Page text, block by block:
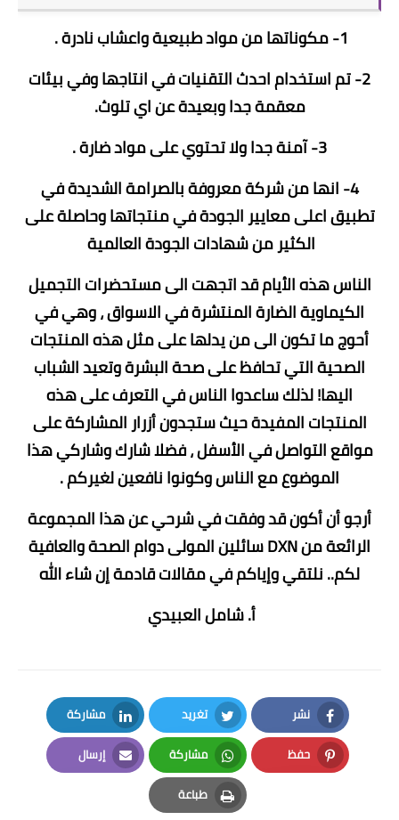
1- مكوناتها من مواد طبيعية واعشاب نادرة .
2- تم استخدام احدث التقنيات في انتاجها وفي بيئات
معقمة جدا وبعيدة عن اي تلوث.
3- آمنة جدا ولا تحتوي على مواد ضارة .
4- انها من شركة معروفة بالصرامة الشديدة في
تطبيق اعلى معايير الجودة في منتجاتها وحاصلة على
الكثير من شهادات الجودة العالمية
الناس هذه الأيام قد اتجهت الى مستحضرات التجميل
الكيماوية الضارة المنتشرة في الاسواق ، وهي في
أحوج ما تكون الى من يدلها على مثل هذه المنتجات
الصحية التي تحافظ على صحة البشرة وتعيد الشباب
اليها! لذلك ساعدوا الناس في التعرف على هذه
المنتجات المفيدة حيث ستجدون أزرار المشاركة على
مواقع التواصل في الأسفل ، فضلا شارك وشاركي هذا
الموضوع مع الناس وكونوا نافعين لغيركم .
أرجو أن أكون قد وفقت في شرحي عن هذا المجموعة
الرائعة من DXN سائلين المولى دوام الصحة والعافية
لكم.. نلتقي وإياكم في مقالات قادمة إن شاء الله
أ. شامل العبيدي
نشر
Facebook
تغريد
Twitter
مشاركة
LinkedIn
حفظ
Pinterest
مشاركة
Whatsapp
إرسال
Email
طباعة